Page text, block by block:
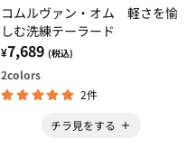
コムルヴァン・オム 軽さを愉
しむ洗練テーラード
¥7,689 (税込)
2colors
2件
チラ見をする